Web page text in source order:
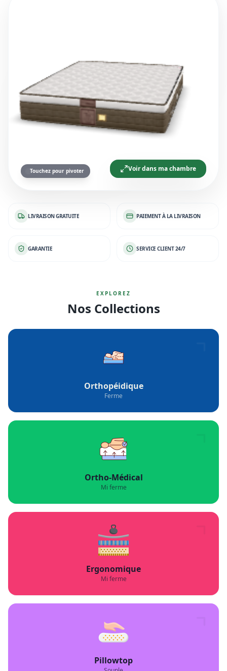
Voir dans ma chambre
Touchez pour pivoter
LIVRAISON GRATUITE PAIEMENT À LA LIVRAISON
GARANTIE SERVICE CLIENT 24/7
EXPLOREZ
Nos Collections
Orthopéidique
Ferme
Ortho-Médical
Mi ferme
Ergonomique
Mi ferme
Pillowtop